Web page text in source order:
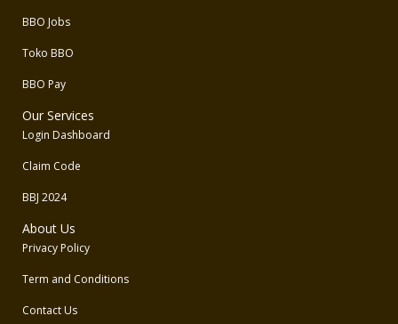
BBO Jobs
Toko BBO
BBO Pay
Our Services
Login Dashboard
Claim Code
BBJ 2024
About Us
Privacy Policy
Term and Conditions
Contact Us